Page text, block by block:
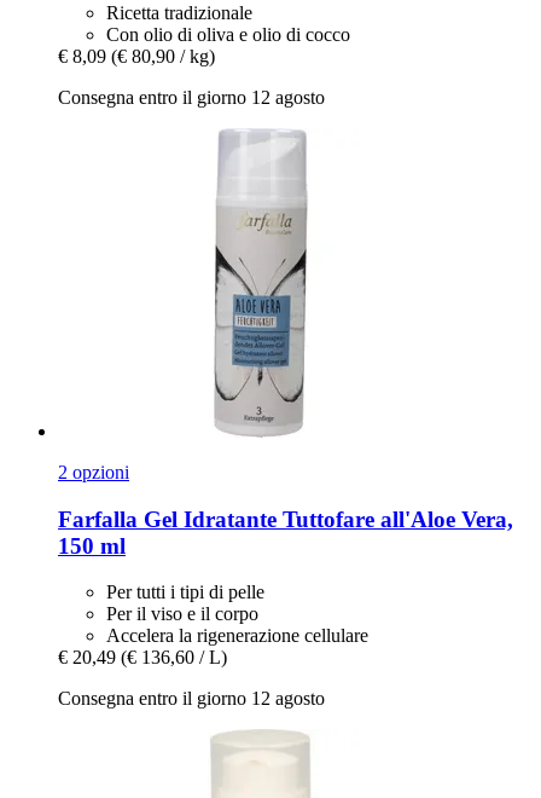
Ricetta tradizionale
Con olio di oliva e olio di cocco
€ 8,09 (€ 80,90 / kg)
Consegna entro il giorno 12 agosto
2 opzioni
Farfalla Gel Idratante Tuttofare all'Aloe Vera,
150 ml
Per tutti i tipi di pelle
Per il viso e il corpo
Accelera la rigenerazione cellulare
€ 20,49 (€ 136,60 / L)
Consegna entro il giorno 12 agosto